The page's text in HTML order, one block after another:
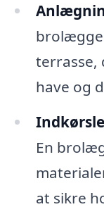
terrasse,
have og
En
at sikre